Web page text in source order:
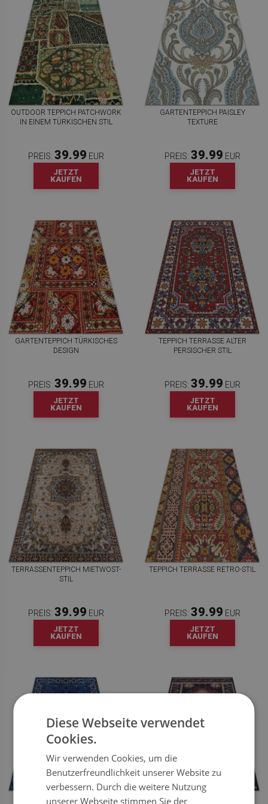
OUTDOOR TEPPICH PATCHWORK
IN EINEM TÜRKISCHEN STIL
PREIS: 39.99 EUR
JETZT
KAUFEN
GARTENTEPPICH PAISLEY
TEXTURE
PREIS: 39.99 EUR
JETZT
KAUFEN
GARTENTEPPICH TÜRKISCHES
DESIGN
PREIS: 39.99 EUR
JETZT
KAUFEN
TEPPICH TERRASSE ALTER
PERSISCHER STIL
PREIS: 39.99 EUR
JETZT
KAUFEN
TERRASSENTEPPICH MIETWOST-
STIL
PREIS: 39.99 EUR
JETZT
KAUFEN
TEPPICH TERRASSE RETRO-STIL
PREIS: 39.99 EUR
JETZT
KAUFEN
OUTDOOR TEPPICH ÖSTLICHER
OUTDOOR TEPPICH
Diese Webseite verwendet
Cookies.
Wir verwenden Cookies, um die
Benutzerfreundlichkeit unserer Website zu
verbessern. Durch die weitere Nutzung
unserer Webseite stimmen Sie der